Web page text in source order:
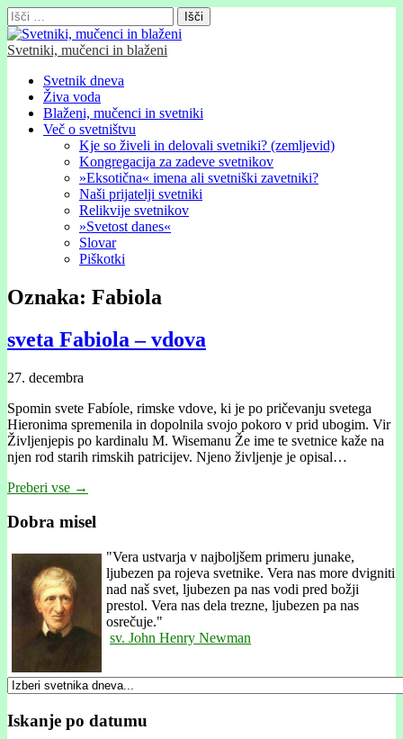
Išči:
Svetniki, mučenci in blaženi
Glavni
meni
Skip
content
Svetnik dneva
Živa voda
Blaženi, mučenci in svetniki
Več o svetništvu
Kje so živeli in delovali svetniki? (zemljevid)
Kongregacija za zadeve svetnikov
»Eksotična« imena ali svetniški zavetniki?
Naši prijatelji svetniki
Relikvije svetnikov
»Svetost danes«
Slovar
Piškotki
Oznaka: Fabiola
sveta Fabiola – vdova
27. decembra
Spomin svete Fabíole, rimske vdove, ki je po pričevanju svetega
Hieronima spremenila in dopolnila svojo pokoro v prid ubogim. Vir
Življenjepis po kardinalu M. Wisemanu Že ime te svetnice kaže na
njen rod starih rimskih patricijev. Njeno življenje je opisal…
Preberi vse →
Dobra misel
"Vera ustvarja v najboljšem primeru junake,
ljubezen pa rojeva svetnike. Vera nas more dvigniti
nad naš svet, ljubezen pa nas vodi pred božji
prestol. Vera nas dela trezne, ljubezen pa nas
osrečuje."
sv. John Henry Newman
Iskanje po datumu